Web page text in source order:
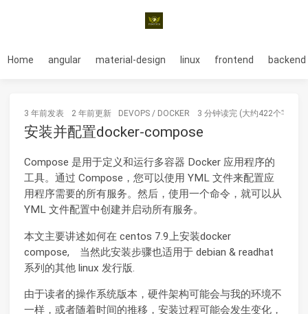
Home angular material-design linux frontend backend
3 年前发表 2 年前更新 DEVOPS / DOCKER 3 分钟读完 (大约422个字)
安装并配置docker-compose
Compose 是用于定义和运行多容器 Docker 应用程序的
工具。通过 Compose，您可以使用 YML 文件来配置应
用程序需要的所有服务。然后，使用一个命令，就可以从
YML 文件配置中创建并启动所有服务。
本文主要讲述如何在 centos 7.9上安装docker
compose, 当然此安装步骤也适用于 debian & readhat
系列的其他 linux 发行版.
由于读者的操作系统版本，硬件架构可能会与我的环境不
一样，或者随着时间的推移，安装过程可能会发生变化，